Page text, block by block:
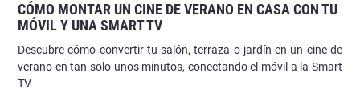
CÓMO MONTAR UN CINE DE VERANO EN CASA CON TU
MÓVIL Y UNA SMART TV
Descubre cómo convertir tu salón, terraza o jardín en un cine de
verano en tan solo unos minutos, conectando el móvil a la Smart
TV.